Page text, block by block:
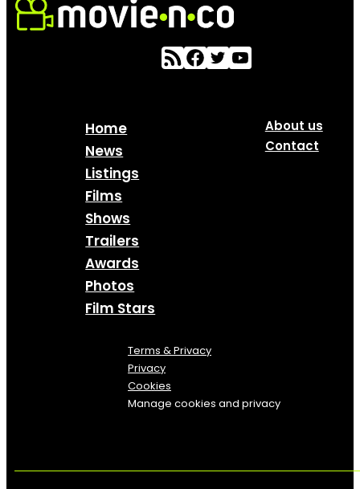
Home
News
Listings
Films
Shows
Trailers
Awards
Photos
Film Stars
About us
Contact
Terms & Privacy
Privacy
Cookies
Manage cookies and privacy